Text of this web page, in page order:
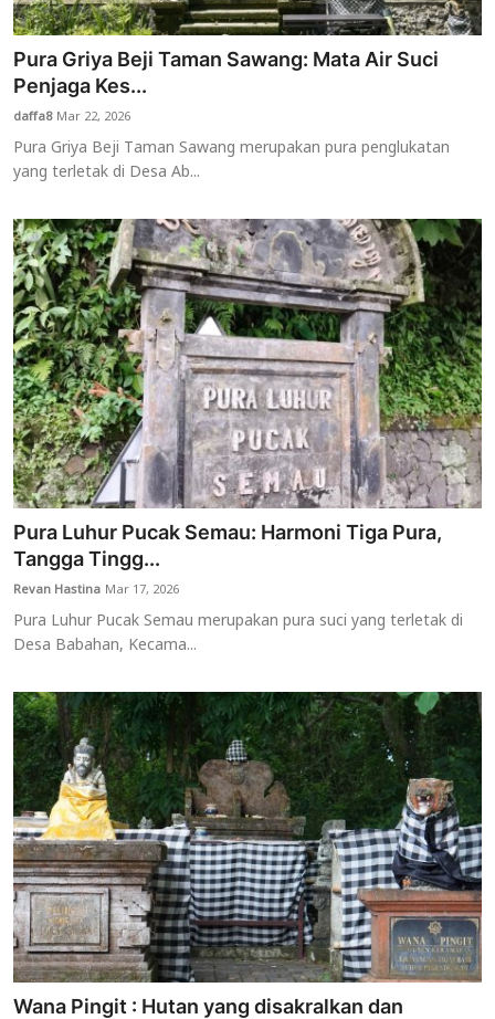
Pura Griya Beji Taman Sawang: Mata Air Suci
Penjaga Kes...
daffa8 Mar 22, 2026
Pura Griya Beji Taman Sawang merupakan pura penglukatan
yang terletak di Desa Ab...
Pura Luhur Pucak Semau: Harmoni Tiga Pura,
Tangga Tingg...
Revan Hastina Mar 17, 2026
Pura Luhur Pucak Semau merupakan pura suci yang terletak di
Desa Babahan, Kecama...
Wana Pingit : Hutan yang disakralkan dan